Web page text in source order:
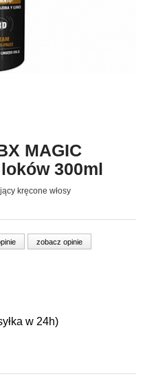
MAGIC
300ml
kręcone włosy
zobacz opinie
w 24h)